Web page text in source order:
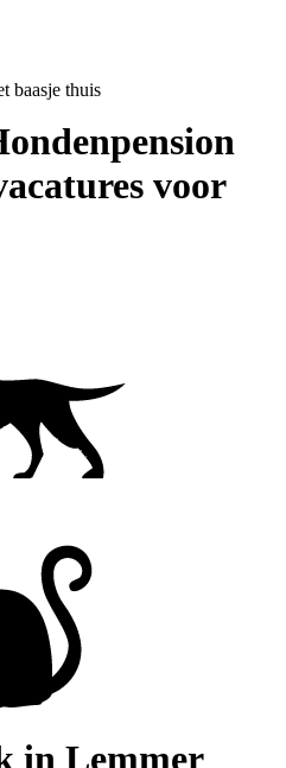
baasje thuis
voor
in Lemmer